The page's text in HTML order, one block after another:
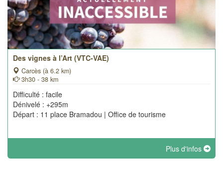
Des vignes à l’Art (VTC-VAE)
Carcès (à 6.2 km)
3h30 - 38 km
Difficulté : facile
Dénivelé : +295m
Départ : 11 place Bramadou | Office de tourisme
Plus d'infos